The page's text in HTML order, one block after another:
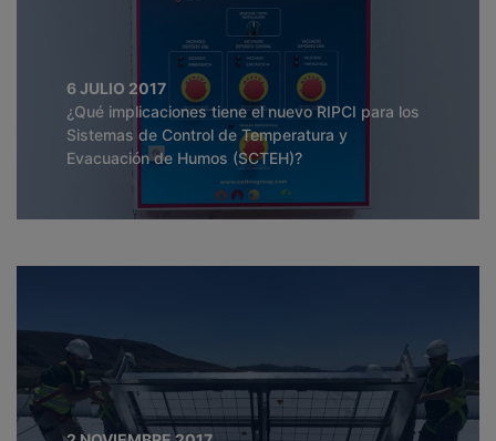
6 JULIO 2017
¿Qué implicaciones tiene el nuevo RIPCI para los
Sistemas de Control de Temperatura y
Evacuación de Humos (SCTEH)?